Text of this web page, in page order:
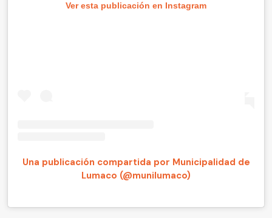
Ver esta publicación en Instagram
Una publicación compartida por Municipalidad de
Lumaco (@munilumaco)